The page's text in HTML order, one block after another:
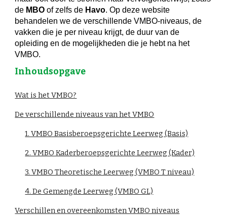
de MBO of zelfs de Havo. Op deze website
behandelen we de verschillende VMBO-niveaus, de
vakken die je per niveau krijgt, de duur van de
opleiding en de mogelijkheden die je hebt na het
VMBO.
Inhoudsopgave
Wat is het VMBO?
De verschillende niveaus van het VMBO
1. VMBO Basisberoepsgerichte Leerweg (Basis)
2. VMBO Kaderberoepsgerichte Leerweg (Kader)
3. VMBO Theoretische Leerweg (VMBO T niveau)
4. De Gemengde Leerweg (VMBO GL)
Verschillen en overeenkomsten VMBO niveaus